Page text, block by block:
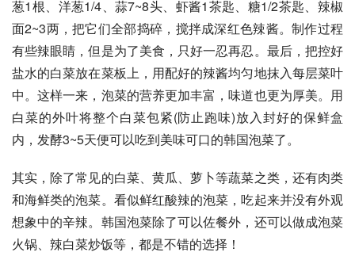
葱1根、洋葱1/4、蒜7~8头、虾酱1茶匙、糖1/2茶匙、辣椒
面2~3两，把它们全部捣碎，搅拌成深红色辣酱。制作过程
有些辣眼睛，但是为了美食，只好一忍再忍。最后，把控好
盐水的白菜放在菜板上，用配好的辣酱均匀地抹入每层菜叶
中。这样一来，泡菜的营养更加丰富，味道也更为厚美。用
白菜的外叶将整个白菜包紧(防止跑味)放入封好的保鲜盒
内，发酵3~5天便可以吃到美味可口的韩国泡菜了。
其实，除了常见的白菜、黄瓜、萝卜等蔬菜之类，还有肉类
和海鲜类的泡菜。看似鲜红酸辣的泡菜，吃起来并没有外观
想象中的辛辣。韩国泡菜除了可以佐餐外，还可以做成泡菜
火锅、辣白菜炒饭等，都是不错的选择！